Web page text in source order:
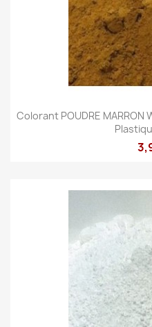
Colorant POUDRE MARRON